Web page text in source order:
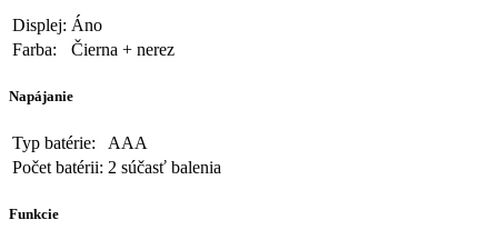
Displej: Áno
Farba:
Čierna + nerez
Napájanie
Typ batérie:
AAA
Počet batérii: 2 súčasť balenia
Funkcie